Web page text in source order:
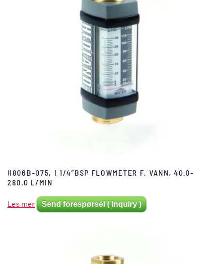
H806B-075, 1 1/4″BSP FLOWMETER F. VANN, 40.0-
280.0 L/MIN
Les mer Send forespørsel ( Inquiry )